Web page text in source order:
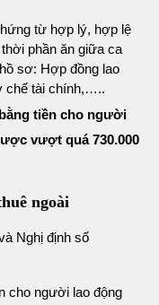
từ hợp lý, hợp lệ
phần ăn giữa ca
sơ: Hợp đồng lao
chế tài chính,…..
tiền cho người
vượt quá 730.000
ngoài
Nghị định số
cho người lao động